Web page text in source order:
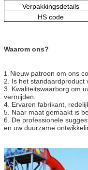
Verpakkingsdetails
HS code
Waarom ons?
1. Nieuw patroon om ons
2. Is het standaardproduct
3. Kwaliteitswaarborg om
vermijden.
4. Ervaren fabrikant,
5. Naar maat gemaakt is
6. De professionele
en uw duurzame